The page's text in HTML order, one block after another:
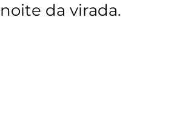
noite da virada.